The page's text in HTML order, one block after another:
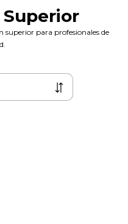
para profesionales de